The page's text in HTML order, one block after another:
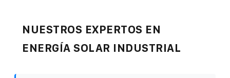
NUESTROS EXPERTOS EN
ENERGÍA SOLAR INDUSTRIAL